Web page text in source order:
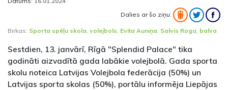
Dalies ar šo ziņu:
Birkas: Sporta spēļu skola, volejbols, Evita Auniņa, Salvis Roga, balva
Sestdien, 13. janvārī, Rīgā "Splendid Palace" tika
godināti aizvadītā gada labākie volejbolā. Gada sporta
skolu noteica Latvijas Volejbola federācija (50%) un
Latvijas sporta skolas (50%), portālu informēja Liepājas